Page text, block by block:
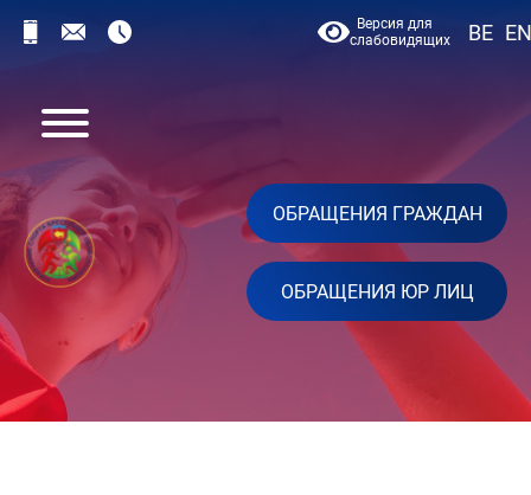
Версия для
слабовидящих
BE EN
ОБРАЩЕНИЯ ГРАЖДАН
ОБРАЩЕНИЯ ЮР ЛИЦ